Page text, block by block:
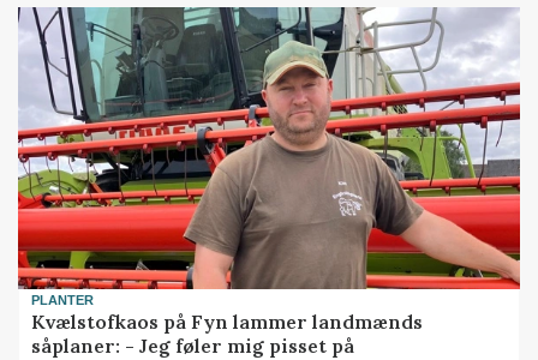
PLANTER
Kvælstofkaos på Fyn lammer landmænds
såplaner: - Jeg føler mig pisset på